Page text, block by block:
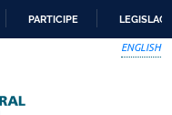
PARTICIPE
ENGLISH